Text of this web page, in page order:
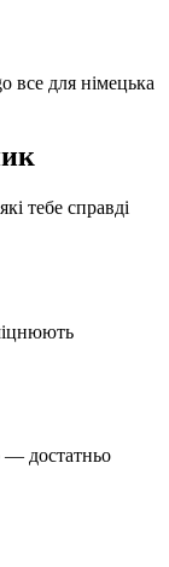
все для німецька
тебе справді
— достатньо